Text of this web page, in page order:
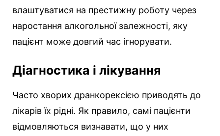
влаштуватися на престижну роботу через
наростання алкогольної залежності, яку
пацієнт може довгий час ігнорувати.
Діагностика і лікування
Часто хворих дранкорексією приводять до
лікарів їх рідні. Як правило, самі пацієнти
відмовляються визнавати, що у них